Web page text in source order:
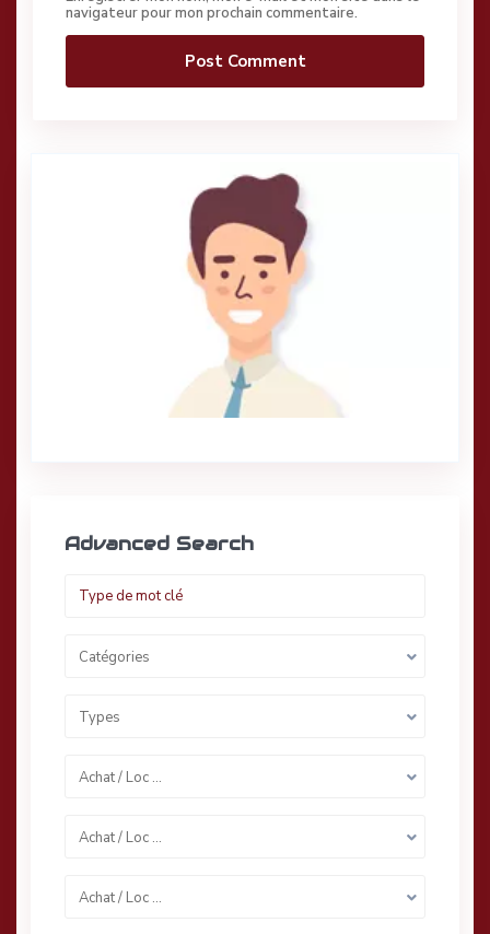
navigateur pour mon prochain commentaire.
Advanced Search
Catégories
Types
Achat / Loc …
Achat / Loc …
Achat / Loc …